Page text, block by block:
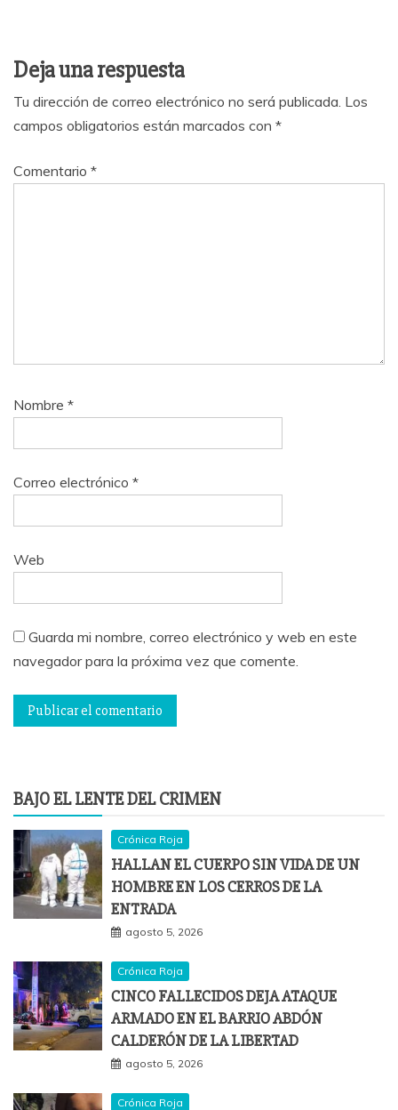
Deja una respuesta
Tu dirección de correo electrónico no será publicada. Los
campos obligatorios están marcados con *
Comentario *
Nombre *
Correo electrónico *
Web
Guarda mi nombre, correo electrónico y web en este
navegador para la próxima vez que comente.
BAJO EL LENTE DEL CRIMEN
Crónica Roja
HALLAN EL CUERPO SIN VIDA DE UN
HOMBRE EN LOS CERROS DE LA
ENTRADA
agosto 5, 2026
Crónica Roja
CINCO FALLECIDOS DEJA ATAQUE
ARMADO EN EL BARRIO ABDÓN
CALDERÓN DE LA LIBERTAD
agosto 5, 2026
Crónica Roja